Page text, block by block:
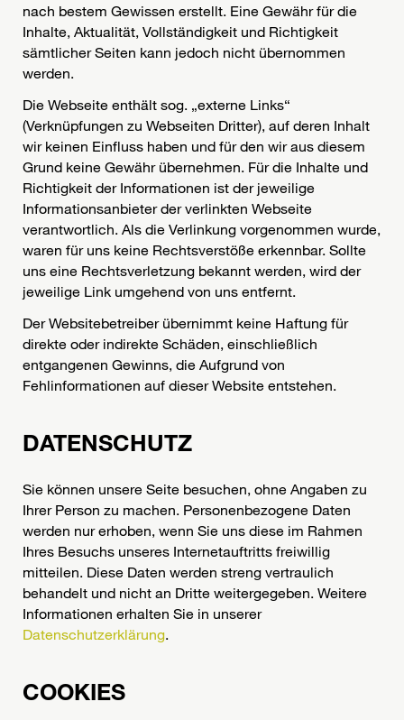
nach bestem Gewissen erstellt. Eine Gewähr für die
Inhalte, Aktualität, Vollständigkeit und Richtigkeit
sämtlicher Seiten kann jedoch nicht übernommen
werden.
Die Webseite enthält sog. „externe Links“
(Verknüpfungen zu Webseiten Dritter), auf deren Inhalt
wir keinen Einfluss haben und für den wir aus diesem
Grund keine Gewähr übernehmen. Für die Inhalte und
Richtigkeit der Informationen ist der jeweilige
Informationsanbieter der verlinkten Webseite
verantwortlich. Als die Verlinkung vorgenommen wurde,
waren für uns keine Rechtsverstöße erkennbar. Sollte
uns eine Rechtsverletzung bekannt werden, wird der
jeweilige Link umgehend von uns entfernt.
Der Websitebetreiber übernimmt keine Haftung für
direkte oder indirekte Schäden, einschließlich
entgangenen Gewinns, die Aufgrund von
Fehlinformationen auf dieser Website entstehen.
DATENSCHUTZ
Sie können unsere Seite besuchen, ohne Angaben zu
Ihrer Person zu machen. Personenbezogene Daten
werden nur erhoben, wenn Sie uns diese im Rahmen
Ihres Besuchs unseres Internetauftritts freiwillig
mitteilen. Diese Daten werden streng vertraulich
behandelt und nicht an Dritte weitergegeben. Weitere
Informationen erhalten Sie in unserer
Datenschutzerklärung
COOKIES